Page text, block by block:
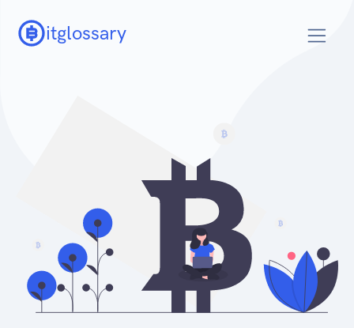
itglossary